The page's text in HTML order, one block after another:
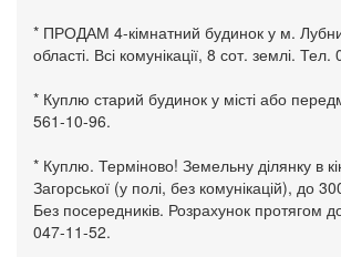
* ПРОДАМ 4-кімнатний будинок у м.
області. Всі комунікації, 8 сот. землі.
* Куплю старий будинок у місті або
561-10-96.
* Куплю. Терміново! Земельну ділянку в
Загорської (у полі, без комунікацій), до
Без посередників. Розрахунок протягом
047-11-52.